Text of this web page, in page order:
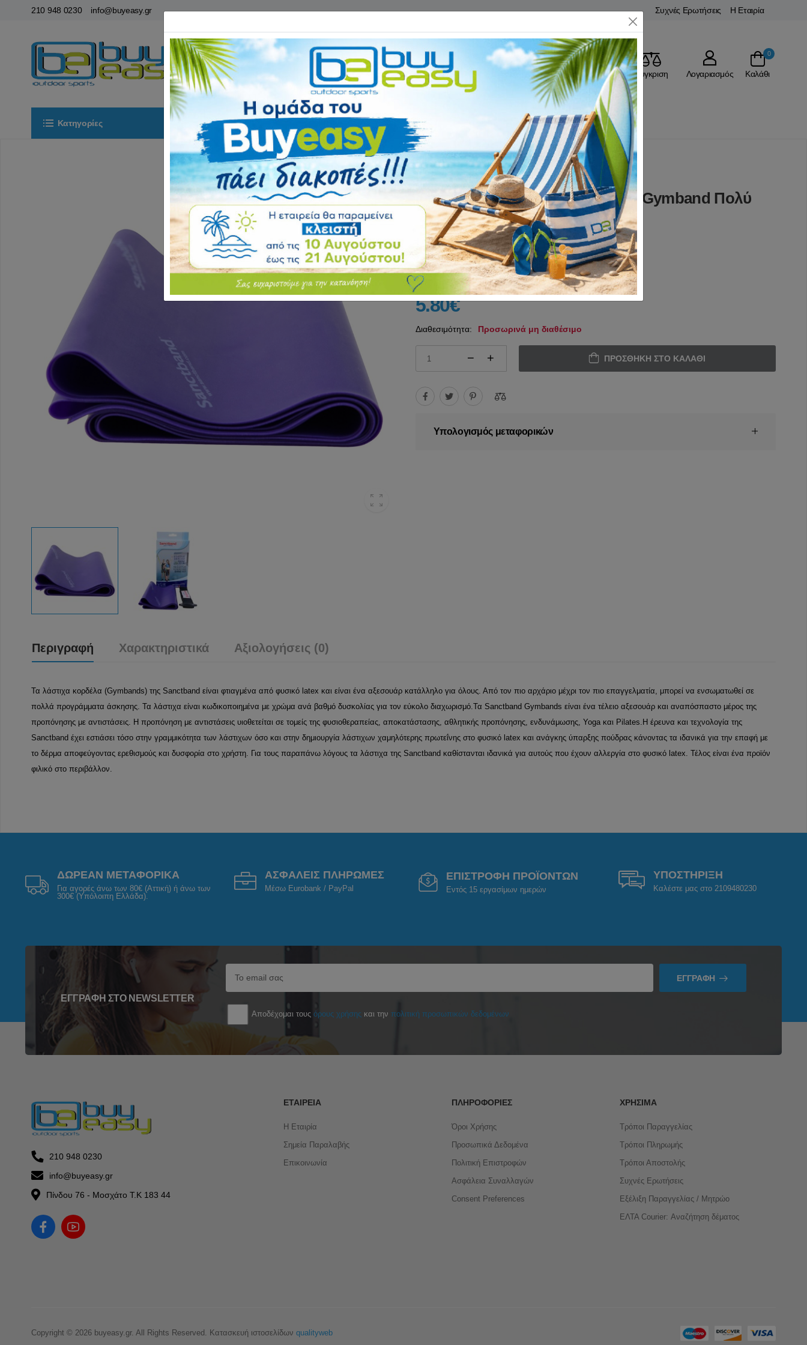
210 948 0230 info@buyeasy.gr Συχνές Ερωτήσεις Η Εταιρία
Αγαπημένα Σύγκριση Λογαριασμός
0
Καλάθι
Κατηγορίες Αρχική ΕΙΔΗ CAMPING Επικοινωνία
Αρχική ΑΞΕΣΟΥΑΡ ΓΥΜΝΑΣΤΙΚΗΣ Λάστιχα Αντίστασης
Λάστιχο Αντίστασης Sanctband Gymband Πολύ
Σκληρό 88304
Αξιολόγηση: (0 Αξιολογήσεις)
Κωδικός88304
5.80€
Διαθεσιμότητα: Προσωρινά μη διαθέσιμο
ΠΡΟΣΘΉΚΗ ΣΤΟ ΚΑΛΆΘΙ
Υπολογισμός μεταφορικών
Περιγραφή Χαρακτηριστικά Αξιολογήσεις (0)
Τα λάστιχα κορδέλα (Gymbands) της Sanctband είναι φτιαγμένα από φυσικό latex και είναι ένα αξεσουάρ κατάλληλο για όλους. Από τον πιο αρχάριο μέχρι τον πιο επαγγελματία, μπορεί να ενσωματωθεί σε
πολλά προγράμματα άσκησης. Τα λάστιχα είναι κωδικοποιημένα με χρώμα ανά βαθμό δυσκολίας για τον εύκολο διαχωρισμό.Τα Sanctband Gymbands είναι ένα τέλειο αξεσουάρ και αναπόσπαστο μέρος της
προπόνησης με αντιστάσεις. Η προπόνηση με αντιστάσεις υιοθετείται σε τομείς της φυσιοθεραπείας, αποκατάστασης, αθλητικής προπόνησης, ενδυνάμωσης, Yoga και Pilates.Η έρευνα και τεχνολογία της
Sanctband έχει εστιάσει τόσο στην γραμμικότητα των λάστιχων όσο και στην δημιουργία λάστιχων χαμηλότερης πρωτεΐνης στο φυσικό latex και ανάγκης ύπαρξης πούδρας κάνοντας τα ιδανικά για την επαφή με
το δέρμα αποφεύγοντας ερεθισμούς και δυσφορία στο χρήστη. Για τους παραπάνω λόγους τα λάστιχα της Sanctband καθίστανται ιδανικά για αυτούς που έχουν αλλεργία στο φυσικό latex. Τέλος είναι ένα προϊόν
φιλικό στο περιβάλλον.
ΔΩΡΕΑΝ ΜΕΤΑΦΟΡΙΚΑ
Για αγορές άνω των 80€ (Αττική) ή άνω των
300€ (Υπόλοιπη Ελλάδα).
ΑΣΦΑΛΕΙΣ ΠΛΗΡΩΜΕΣ
Μέσω Eurobank / PayPal
ΕΠΙΣΤΡΟΦΗ ΠΡΟΪΟΝΤΩΝ
Εντός 15 εργασίμων ημερών
ΥΠΟΣΤΗΡΙΞΗ
Καλέστε μας στο 2109480230
ΕΓΓΡΑΦΉ ΣΤΟ NEWSLETTER
ΕΓΓΡΑΦΉ
Αποδέχομαι τουςόρους χρήσης και τηνπολιτική προσωπικών δεδομένων
210 948 0230
info@buyeasy.gr
Πίνδου 76 - Μοσχάτο Τ.Κ 183 44
ΕΤΑΙΡΕΊΑ
Η Εταιρία
Σημεία Παραλαβής
Επικοινωνία
ΠΛΗΡΟΦΟΡΊΕΣ
Όροι Χρήσης
Προσωπικά Δεδομένα
Πολιτική Επιστροφών
Ασφάλεια Συναλλαγών
Consent Preferences
ΧΡΉΣΙΜΑ
Τρόποι Παραγγελίας
Τρόποι Πληρωμής
Τρόποι Αποστολής
Συχνές Ερωτήσεις
Εξέλιξη Παραγγελίας / Μητρώο
ΕΛΤΑ Courier: Αναζήτηση δέματος
Copyright © 2026 buyeasy.gr. All Rights Reserved. Κατασκευή ιστοσελίδων qualityweb
Close